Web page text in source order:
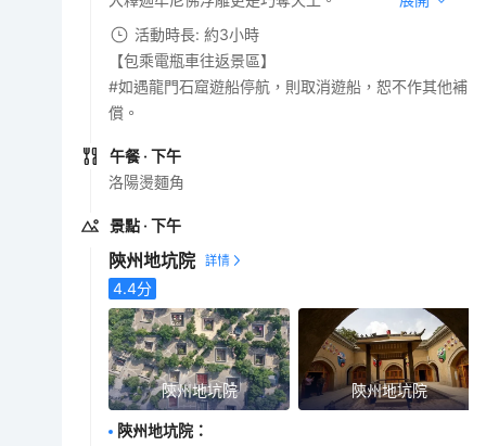
活動時長: 約3小時
【包乘電瓶車往返景區】
#如遇龍門石窟遊船停航，則取消遊船，恕不作其他補
償。
午餐 · 下午
洛陽燙麵角
景點 · 下午
陝州地坑院
4.4分
陝州地坑院 陝州地坑院
陝州地坑院 ：